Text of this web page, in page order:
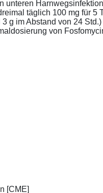
unteren
täglich 100 mg für
g im Abstand von 24
von